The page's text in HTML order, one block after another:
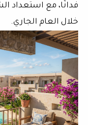
فدانًا، مع استعداد
خلال العام الجاري.